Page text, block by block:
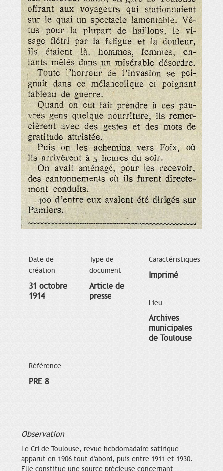
Date de
création
31 octobre
1914
Type de
document
Article de
presse
Caractéristiques
Imprimé
Lieu
Archives
municipales
de Toulouse
Référence
PRE 8
Observation
Le Cri de Toulouse, revue hebdomadaire satirique
apparut en 1906 tout d'abord, puis entre 1911 et 1930.
Elle constitue une source précieuse concernant